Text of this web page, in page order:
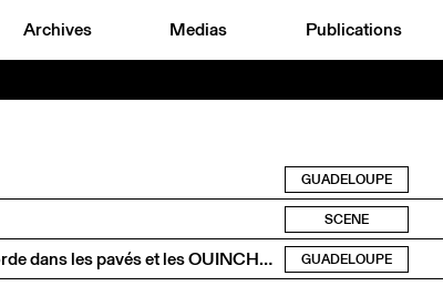
Archives Medias Publications
GUADELOUPE
SCENE
La Grosse Plateforme, la horde dans les pavés et les OUINCH OUINCH GUADELOUPE